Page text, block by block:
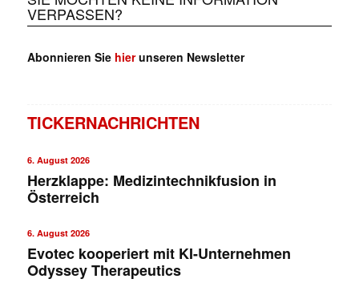
VERPASSEN?
Abonnieren Sie hierunseren Newsletter
TICKERNACHRICHTEN
6. August 2026
Herzklappe: Medizintechnikfusion in
Österreich
6. August 2026
Evotec kooperiert mit KI-Unternehmen
Odyssey Therapeutics